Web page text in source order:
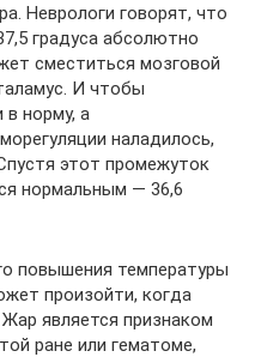
Неврологи говорят, что
градуса абсолютно
сместиться мозговой
И чтобы
в норму, а
наладилось,
этот промежуток
нормальным — 36,6
повышения температуры
произойти, когда
является признаком
ране или гематоме,